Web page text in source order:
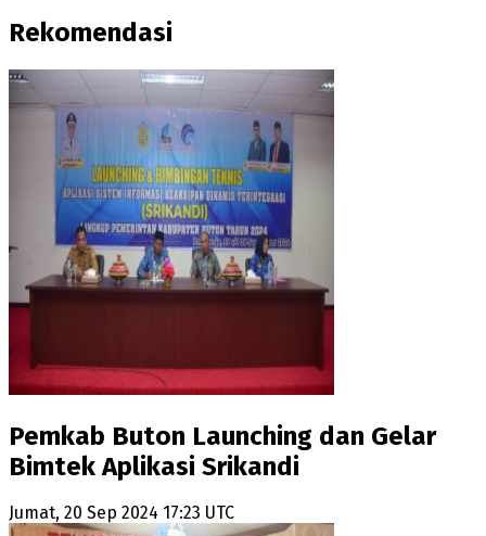
Rekomendasi
Pemkab Buton Launching dan Gelar
Bimtek Aplikasi Srikandi
Jumat, 20 Sep 2024 17:23 UTC